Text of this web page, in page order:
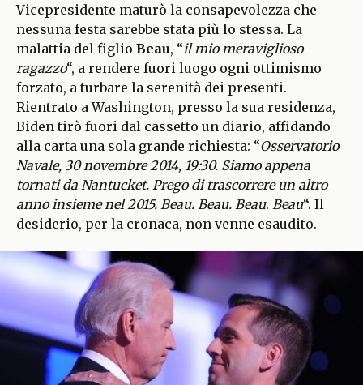
Vicepresidente maturò la consapevolezza che
nessuna festa sarebbe stata più lo stessa. La
malattia del figlio Beau, “il mio meraviglioso
ragazzo“, a rendere fuori luogo ogni ottimismo
forzato, a turbare la serenità dei presenti.
Rientrato a Washington, presso la sua residenza,
Biden tirò fuori dal cassetto un diario, affidando
alla carta una sola grande richiesta: “Osservatorio
Navale, 30 novembre 2014, 19:30. Siamo appena
tornati da Nantucket. Prego di trascorrere un altro
anno insieme nel 2015. Beau. Beau. Beau. Beau“. Il
desiderio, per la cronaca, non venne esaudito.